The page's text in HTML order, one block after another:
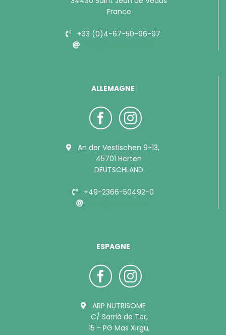
France
+33 (0)4-67-50-96-97
ALLEMAGNE
An der Vestischen 9-13,
45701 Herten
DEUTSCHLAND
+49-2366-50492-0
ESPAGNE
ARP NUTRISOME
C/ Sarrià de Ter,
15 - PG Mas Xirgu,